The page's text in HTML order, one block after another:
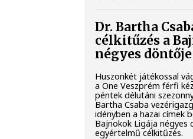
Dr. Bartha
célkitűzés a
négyes döntője
Huszonkét játékossal
a One Veszprém férfi
péntek délutáni
Bartha Csaba
idényben a hazai címek
Bajnokok Ligája négyes
egyértelmű célkitűzés.